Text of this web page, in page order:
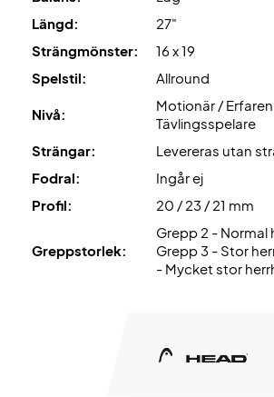
Längd:
27"
Strängmönster:
16 x 19
Spelstil:
Allround
Nivå:
Motionär /
Tävlingsspelare
Strängar:
Levereras utan
Fodral:
Ingår ej
Profil:
20 / 23 / 21 mm
Greppstorlek:
Grepp 2 - Normal
Grepp 3 - Stor
- Mycket stor